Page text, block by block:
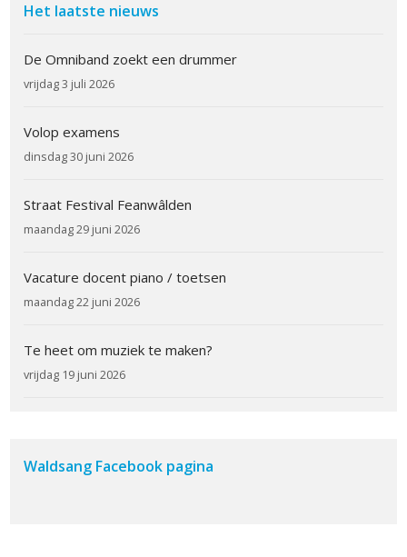
Het laatste nieuws
De Omniband zoekt een drummer
vrijdag 3 juli 2026
Volop examens
dinsdag 30 juni 2026
Straat Festival Feanwâlden
maandag 29 juni 2026
Vacature docent piano / toetsen
maandag 22 juni 2026
Te heet om muziek te maken?
vrijdag 19 juni 2026
Waldsang Facebook pagina